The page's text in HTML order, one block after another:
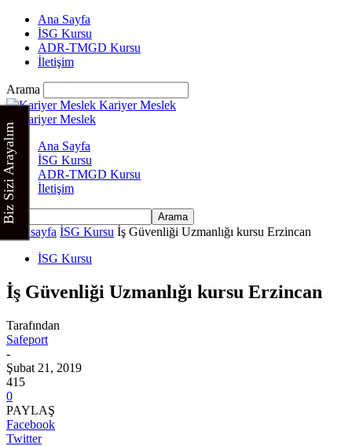
Ana Sayfa
İSG Kursu
ADR-TMGD Kursu
İletişim
Arama
Kariyer Meslek
Ana Sayfa
İSG Kursu
ADR-TMGD Kursu
İletişim
Ana sayfa İSG Kursu İş Güvenliği Uzmanlığı kursu Erzincan
İSG Kursu
İş Güvenliği Uzmanlığı kursu Erzincan
Tarafından
Safeport
-
Şubat 21, 2019
415
0
PAYLAŞ
Facebook
Twitter
Biz Sizi Arayalım